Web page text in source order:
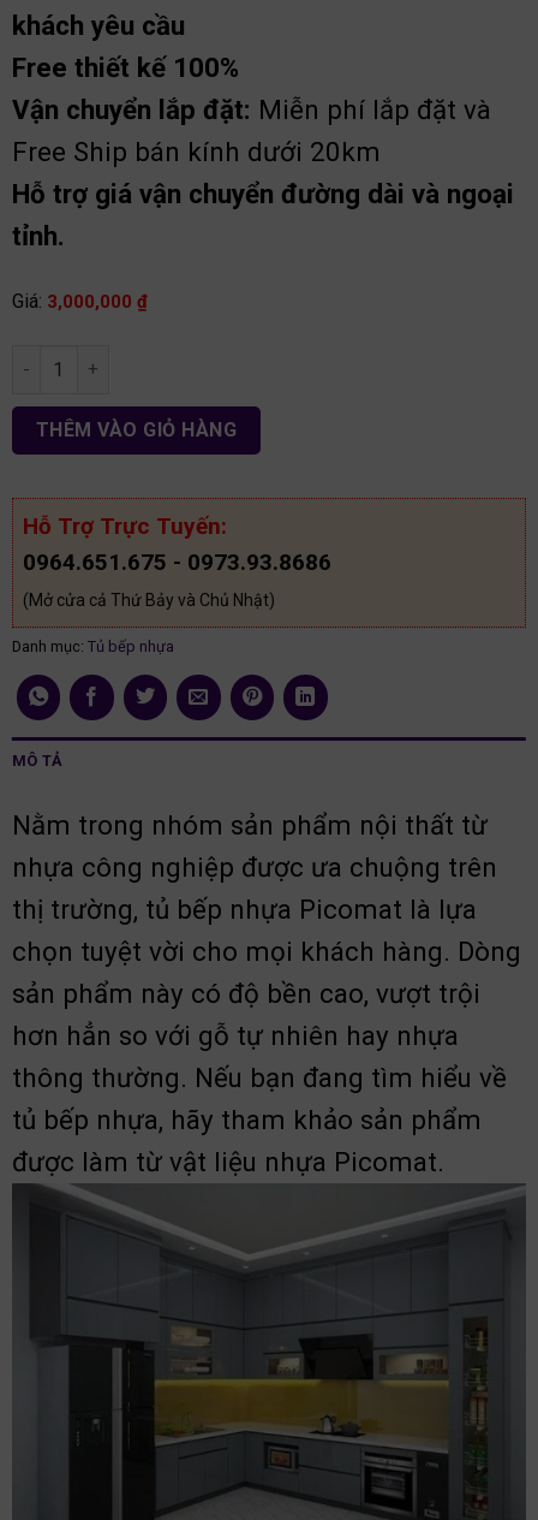
khách yêu cầu
Free thiết kế 100%
Vận chuyển lắp đặt: Miễn phí lắp đặt và
Free Ship bán kính dưới 20km
Hỗ trợ giá vận chuyển đường dài và ngoại
tỉnh.
Giá: 3,000,000 ₫
Tủ bếp nhựa Picomat chữ L TB89 số lượng
THÊM VÀO GIỎ HÀNG
Hỗ Trợ Trực Tuyến:
0964.651.675 - 0973.93.8686
(Mở cửa cả Thứ Bảy và Chủ Nhật)
Danh mục: Tủ bếp nhựa
MÔ TẢ
Nằm trong nhóm sản phẩm nội thất từ
nhựa công nghiệp được ưa chuộng trên
thị trường, tủ bếp nhựa Picomat là lựa
chọn tuyệt vời cho mọi khách hàng. Dòng
sản phẩm này có độ bền cao, vượt trội
hơn hẳn so với gỗ tự nhiên hay nhựa
thông thường. Nếu bạn đang tìm hiểu về
tủ bếp nhựa, hãy tham khảo sản phẩm
được làm từ vật liệu nhựa Picomat.